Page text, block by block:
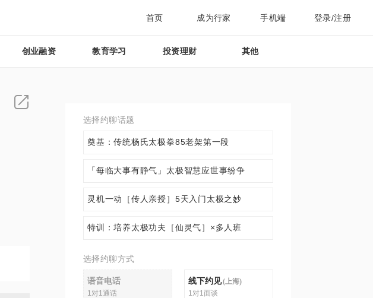
首页 成为行家 手机端 登录/注册
创业融资 教育学习 投资理财 其他
选择约聊话题
奠基：传统杨氏太极拳85老架第一段
「每临大事有静气」太极智慧应世事纷争
灵机一动［传人亲授］5天入门太极之妙
特训：培养太极功夫［仙灵气］×多人班
选择约聊方式
语音电话
1对1通话
线下约见(上海)
1对1面谈